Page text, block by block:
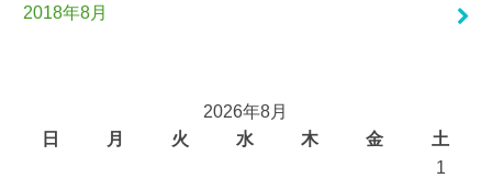
2018年8月
2026年8月
日
月 火 水 木 金
土
1